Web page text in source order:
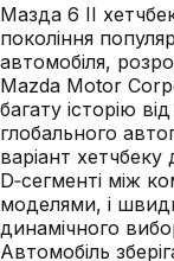
Мазда 6 II
покоління
автомобіля,
Mazda Motor
багату історію
глобального
варіант
D‑сегменті між
моделями, і
динамічного
Автомобіль